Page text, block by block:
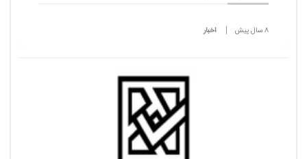
8 سال پیش اخبار
جمله رشته های با آزمون دانشگاه آزاد از فردا یکشنبه اول